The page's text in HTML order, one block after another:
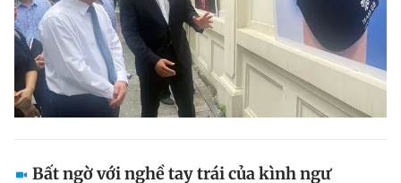
Bất ngờ với nghề tay trái của kình ngư